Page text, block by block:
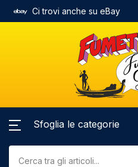
Ci trovi anche su eBay
Sfoglia le categorie